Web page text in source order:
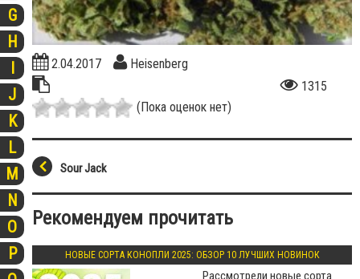
G
H
I
J
K
L
M
N
O
P
2.04.2017
Heisenberg
1315
(Пока оценок нет)
Sour Jack
Рекомендуем прочитать
НОВЫЕ СОРТА КОНОПЛИ 2025: ОБЗОР 10 ЛУЧШИХ НОВИНОК
Рассмотрели новые сорта